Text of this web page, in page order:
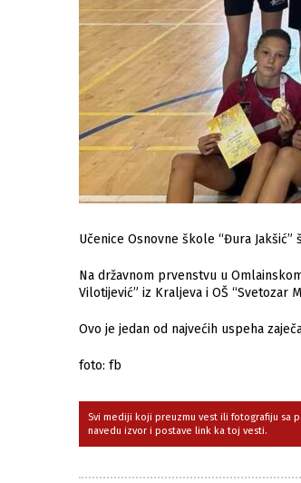
Učenice Osnovne škole “Đura
Na državnom prvenstvu u
Vilotijević” iz Kraljeva i OŠ “Svetozar
Ovo je jedan od najvećih uspeha
foto: fb
Svi mediji koji preuzmu vest ili fotografiju sa
navedu izvor i postave link ka toj vesti.